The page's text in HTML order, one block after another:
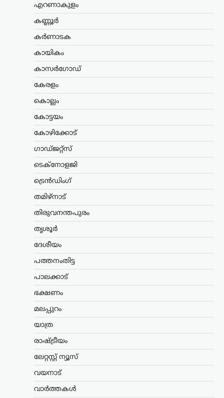
എറണാകുളം
കണ്ണൂർ
കർണാടക
കായികം
കാസർഗോഡ്
കേരളം
കൊല്ലം
കോട്ടയം
കോഴിക്കോട്
ഗാഡ്ജറ്റ്സ്
ടെക്നോളജി
ട്രെൻഡിംഗ്
തമിഴ്നാട്
തിരുവനന്തപുരം
തൃശൂർ
ദേശീയം
പത്തനംതിട്ട
പാലക്കാട്
ഭക്ഷണം
മലപ്പുറം
യാത്ര
രാഷ്ട്രീയം
ലേറ്റസ്റ്റ് ന്യൂസ്
വയനാട്
വാർത്തകൾ
വിമാനങ്ങൾ നിർമ്മിക്കാൻ ഫ്രാൻസ്
ഇന്ത്യക്കും ചൈനക്കും
തിരിച്ചടി; റഷ്യൻ എണ്ണ
നിർണായക ബില്ലിന്
യുഎസ് സെനറ്റ്
അംഗീകാരം
റഷ്യയിൽ നിന്ന് എണ്ണയും
പ്രകൃതിവാതകവും വാങ്ങുന്ന
സാമ്പത്തിക നടപടികൾക്ക്
സെനറ്റ് അംഗീകാരം നൽകി. ഇന്ത്യ,
ചൈന ഉൾപ്പെടെയുള്ള രാജ്യങ്ങൾക്ക്
കേരളം,വാർത്തകൾ
ബെംഗളൂരുവിൽ
അപകടം; ഡ്രൈവറും
കണ്ടക്ടറും മരിച്ചു
ഡിപ്പോയിൽ നിന്ന് സർവീസ്
നടത്തിയിരുന്ന ബസാണ് മൈസൂരു-
നിയന്ത്രണം വിട്ട് മറിഞ്ഞത്.
കോഴിക്കോട്…